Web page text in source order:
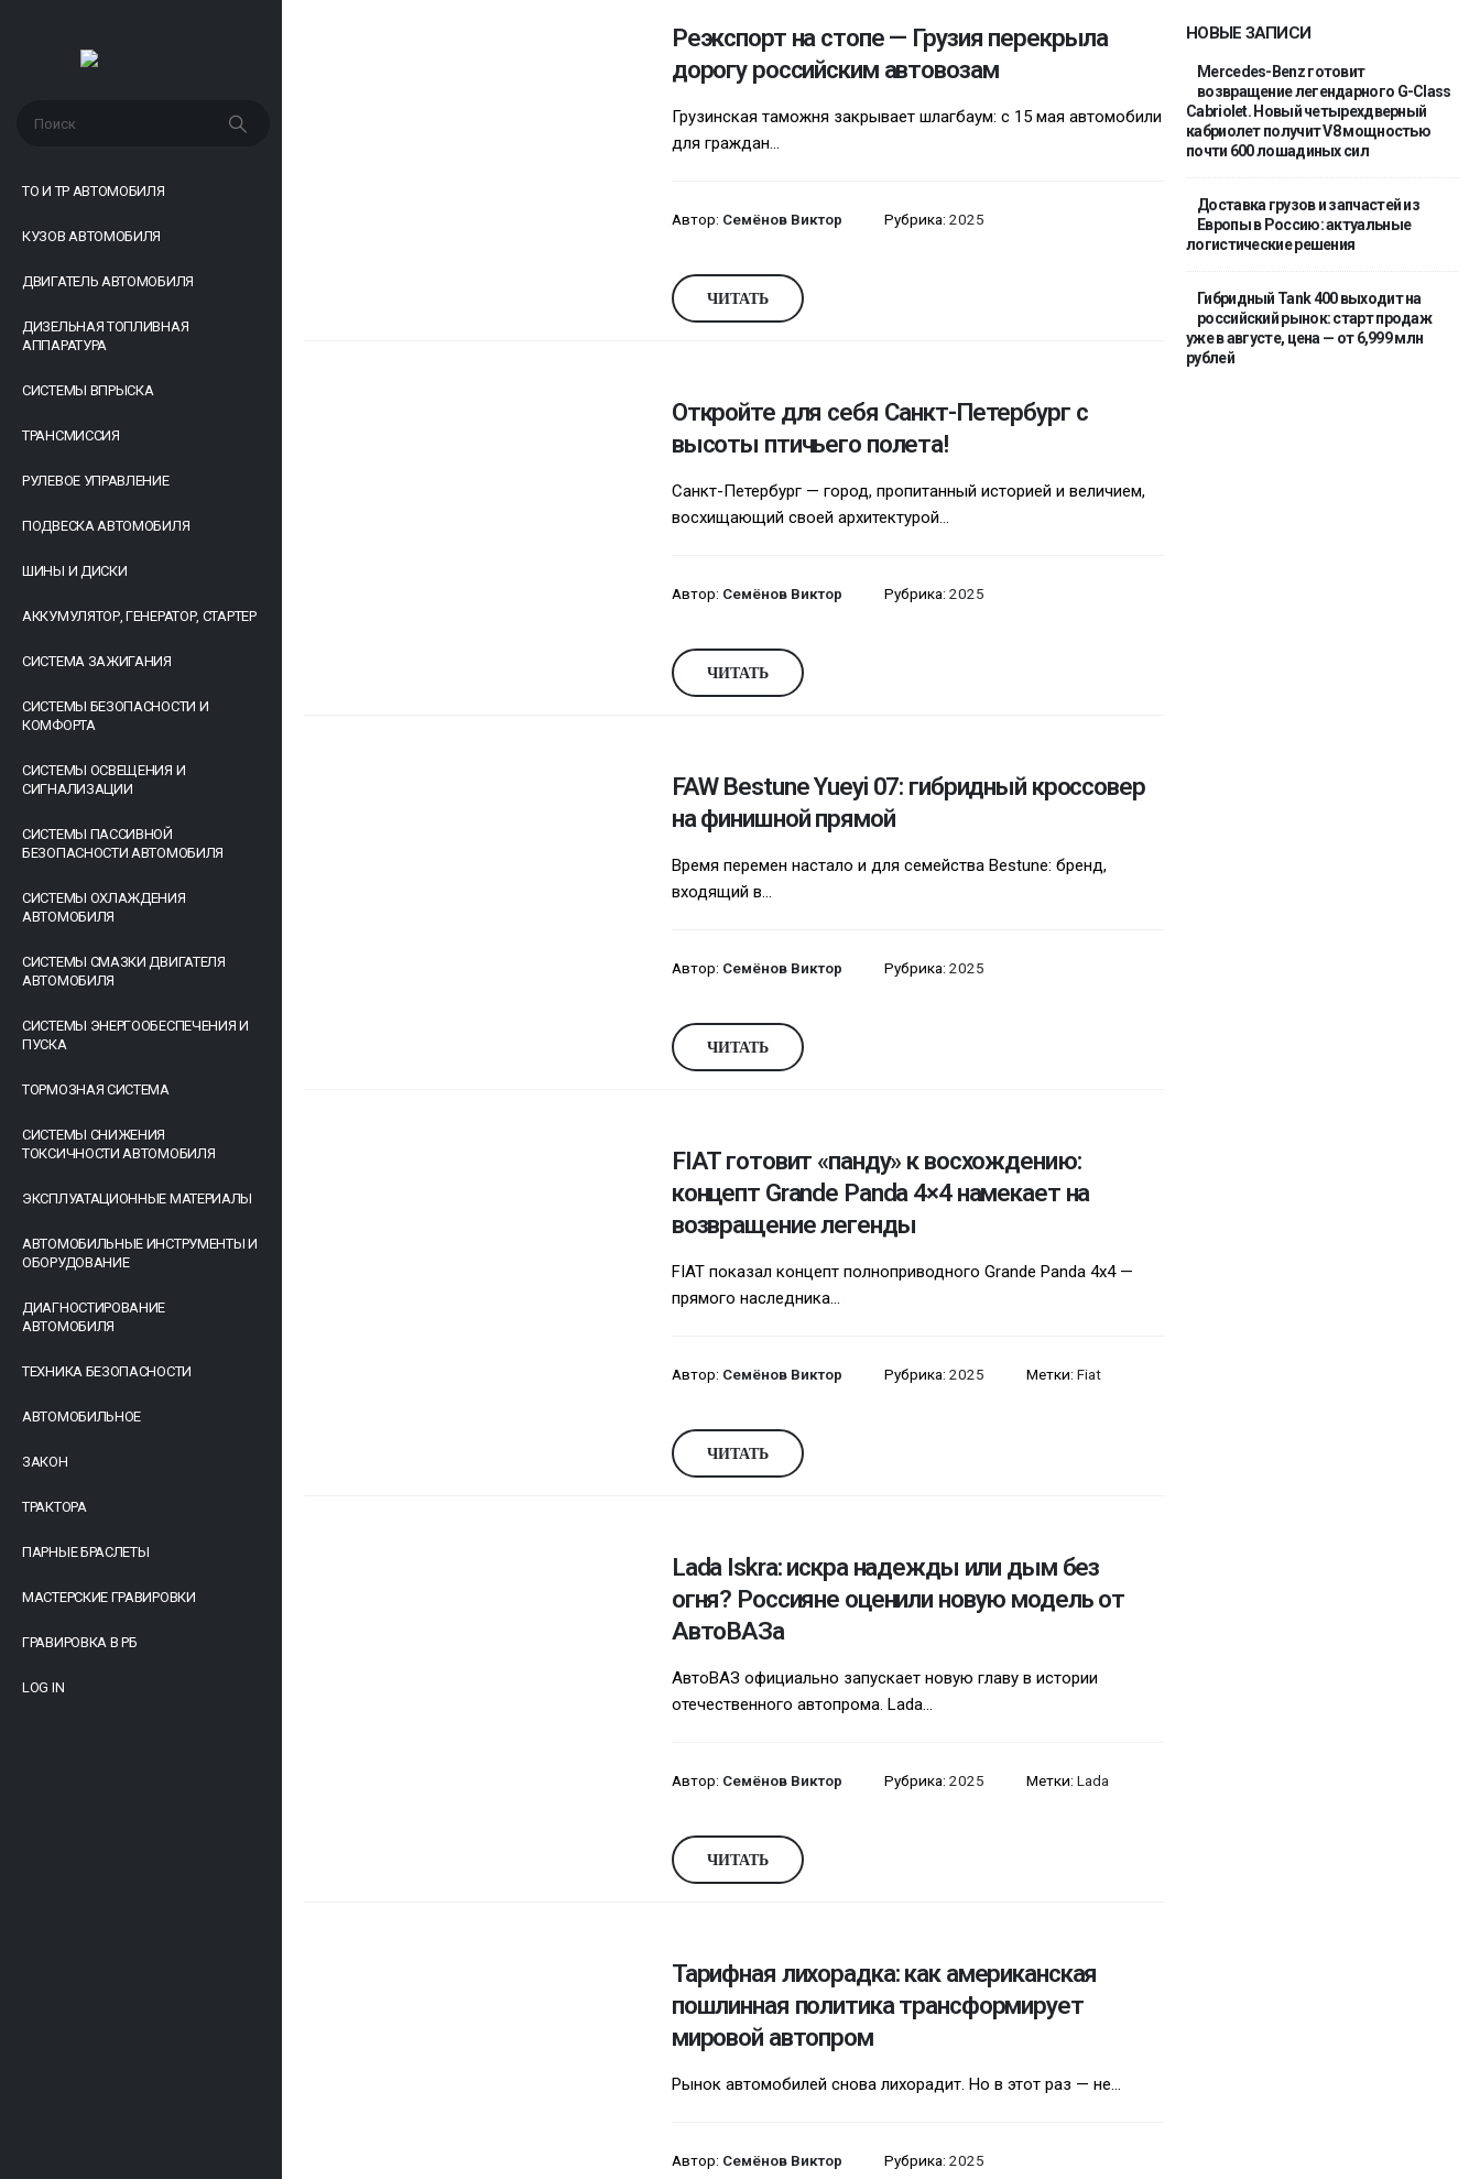
ТО И ТР АВТОМОБИЛЯ
КУЗОВ АВТОМОБИЛЯ
ДВИГАТЕЛЬ АВТОМОБИЛЯ
ДИЗЕЛЬНАЯ ТОПЛИВНАЯ
АППАРАТУРА
СИСТЕМЫ ВПРЫСКА
ТРАНСМИССИЯ
РУЛЕВОЕ УПРАВЛЕНИЕ
ПОДВЕСКА АВТОМОБИЛЯ
ШИНЫ И ДИСКИ
АККУМУЛЯТОР, ГЕНЕРАТОР, СТАРТЕР
СИСТЕМА ЗАЖИГАНИЯ
СИСТЕМЫ БЕЗОПАСНОСТИ И
КОМФОРТА
СИСТЕМЫ ОСВЕЩЕНИЯ И
СИГНАЛИЗАЦИИ
СИСТЕМЫ ПАССИВНОЙ
БЕЗОПАСНОСТИ АВТОМОБИЛЯ
СИСТЕМЫ ОХЛАЖДЕНИЯ
АВТОМОБИЛЯ
СИСТЕМЫ СМАЗКИ ДВИГАТЕЛЯ
АВТОМОБИЛЯ
СИСТЕМЫ ЭНЕРГООБЕСПЕЧЕНИЯ И
ПУСКА
ТОРМОЗНАЯ СИСТЕМА
СИСТЕМЫ СНИЖЕНИЯ
ТОКСИЧНОСТИ АВТОМОБИЛЯ
ЭКСПЛУАТАЦИОННЫЕ МАТЕРИАЛЫ
АВТОМОБИЛЬНЫЕ ИНСТРУМЕНТЫ И
ОБОРУДОВАНИЕ
ДИАГНОСТИРОВАНИЕ
АВТОМОБИЛЯ
ТЕХНИКА БЕЗОПАСНОСТИ
АВТОМОБИЛЬНОЕ
ЗАКОН
ТРАКТОРА
ПАРНЫЕ БРАСЛЕТЫ
МАСТЕРСКИЕ ГРАВИРОВКИ
ГРАВИРОВКА В РБ
LOG IN
Реэкспорт на стопе — Грузия перекрыла
дорогу российским автовозам
Грузинская таможня закрывает шлагбаум: с 15 мая автомобили
для граждан...
Автор: Семёнов Виктор Рубрика: 2025
ЧИТАТЬ
Откройте для себя Санкт-Петербург с
высоты птичьего полета!
Санкт-Петербург — город, пропитанный историей и величием,
восхищающий своей архитектурой...
Автор: Семёнов Виктор Рубрика: 2025
ЧИТАТЬ
FAW Bestune Yueyi 07: гибридный кроссовер
на финишной прямой
Время перемен настало и для семейства Bestune: бренд,
входящий в...
Автор: Семёнов Виктор Рубрика: 2025
ЧИТАТЬ
FIAT готовит «панду» к восхождению:
концепт Grande Panda 4×4 намекает на
возвращение легенды
FIAT показал концепт полноприводного Grande Panda 4x4 —
прямого наследника...
Автор: Семёнов Виктор Рубрика: 2025 Метки: Fiat
ЧИТАТЬ
Lada Iskra: искра надежды или дым без
огня? Россияне оценили новую модель от
АвтоВАЗа
АвтоВАЗ официально запускает новую главу в истории
отечественного автопрома. Lada...
Автор: Семёнов Виктор Рубрика: 2025 Метки: Lada
ЧИТАТЬ
Тарифная лихорадка: как американская
пошлинная политика трансформирует
мировой автопром
Рынок автомобилей снова лихорадит. Но в этот раз — не...
Автор: Семёнов Виктор Рубрика: 2025
НОВЫЕ ЗАПИСИ
Mercedes-Benz готовит
возвращение легендарного G-Class
Cabriolet. Новый четырехдверный
кабриолет получит V8 мощностью
почти 600 лошадиных сил
Доставка грузов и запчастей из
Европы в Россию: актуальные
логистические решения
Гибридный Tank 400 выходит на
российский рынок: старт продаж
уже в августе, цена — от 6,999 млн
рублей